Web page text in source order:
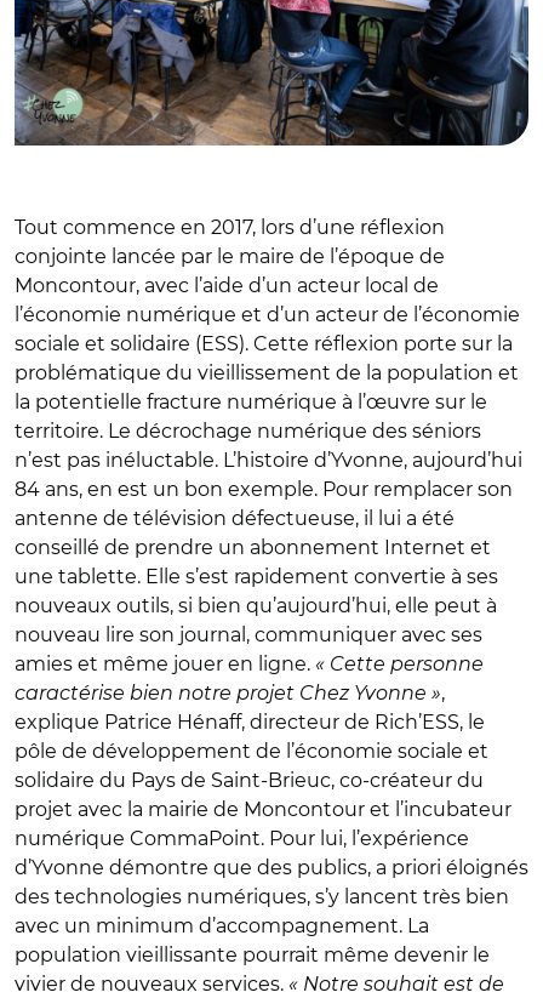
Tout commence en 2017, lors d’une réflexion
conjointe lancée par le maire de l’époque de
Moncontour, avec l’aide d’un acteur local de
l’économie numérique et d’un acteur de l’économie
sociale et solidaire (ESS). Cette réflexion porte sur la
problématique du vieillissement de la population et
la potentielle fracture numérique à l’œuvre sur le
territoire. Le décrochage numérique des séniors
n’est pas inéluctable. L’histoire d’Yvonne, aujourd’hui
84 ans, en est un bon exemple. Pour remplacer son
antenne de télévision défectueuse, il lui a été
conseillé de prendre un abonnement Internet et
une tablette. Elle s’est rapidement convertie à ses
nouveaux outils, si bien qu’aujourd’hui, elle peut à
nouveau lire son journal, communiquer avec ses
amies et même jouer en ligne. « Cette personne
caractérise bien notre projet Chez Yvonne »,
explique Patrice Hénaff, directeur de Rich’ESS, le
pôle de développement de l’économie sociale et
solidaire du Pays de Saint-Brieuc, co-créateur du
projet avec la mairie de Moncontour et l’incubateur
numérique CommaPoint. Pour lui, l’expérience
d’Yvonne démontre que des publics, a priori éloignés
des technologies numériques, s’y lancent très bien
avec un minimum d’accompagnement. La
population vieillissante pourrait même devenir le
vivier de nouveaux services. « Notre souhait est de